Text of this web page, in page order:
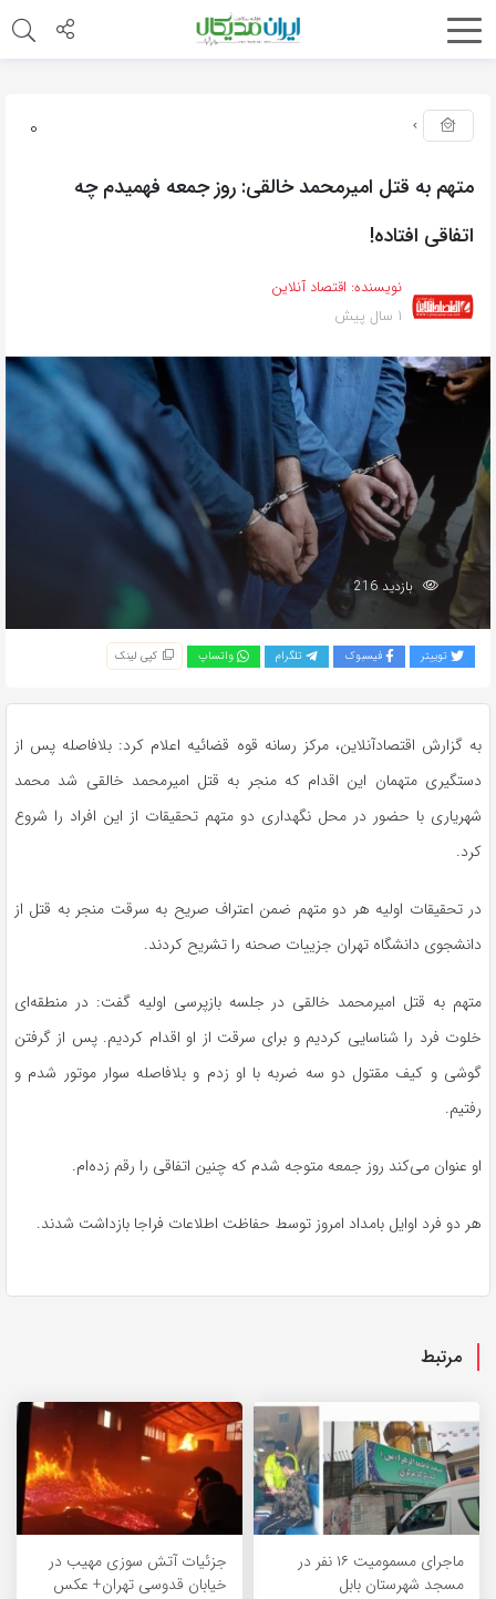
0
متهم به قتل امیرمحمد خالقی: روز جمعه فهمیدم چه
اتفاقی افتاده!
نویسنده: اقتصاد آنلاین
1 سال پیش
بازدید 216
توییتر فیسبوک تلگرام واتساپ کپی لینک
به گزارش اقتصادآنلاین، مرکز رسانه قوه قضائیه اعلام کرد: بلافاصله پس از
دستگیری متهمان این اقدام که منجر به قتل امیرمحمد خالقی شد محمد
شهریاری با حضور در محل نگهداری دو متهم تحقیقات از این افراد را شروع
کرد.
در تحقیقات اولیه هر دو متهم ضمن اعتراف صریح به سرقت منجر به قتل از
دانشجوی دانشگاه تهران جزییات صحنه را تشریح کردند.
متهم به قتل امیرمحمد خالقی در جلسه بازپرسی اولیه گفت: در منطقه‌ای
خلوت فرد را شناسایی کردیم و برای سرقت از او اقدام کردیم. پس از گرفتن
گوشی و کیف مقتول دو سه ضربه با او زدم و بلافاصله سوار موتور شدم و
رفتیم.
او عنوان می‌کند روز جمعه متوجه شدم که چنین اتفاقی را رقم زده‌ام.
هر دو فرد اوایل بامداد امروز توسط حفاظت اطلاعات فراجا بازداشت شدند.
مرتبط
ماجرای مسمومیت ۱۶ نفر در
مسجد شهرستان بابل
جزئیات آتش سوزی مهیب در
خیابان قدوسی تهران+ عکس